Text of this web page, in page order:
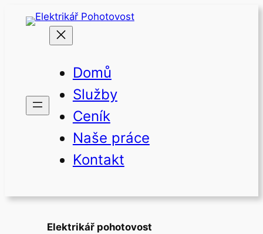
Přeskočit
Domů
Služby
Ceník
Naše práce
Kontakt
Elektrikář pohotovost